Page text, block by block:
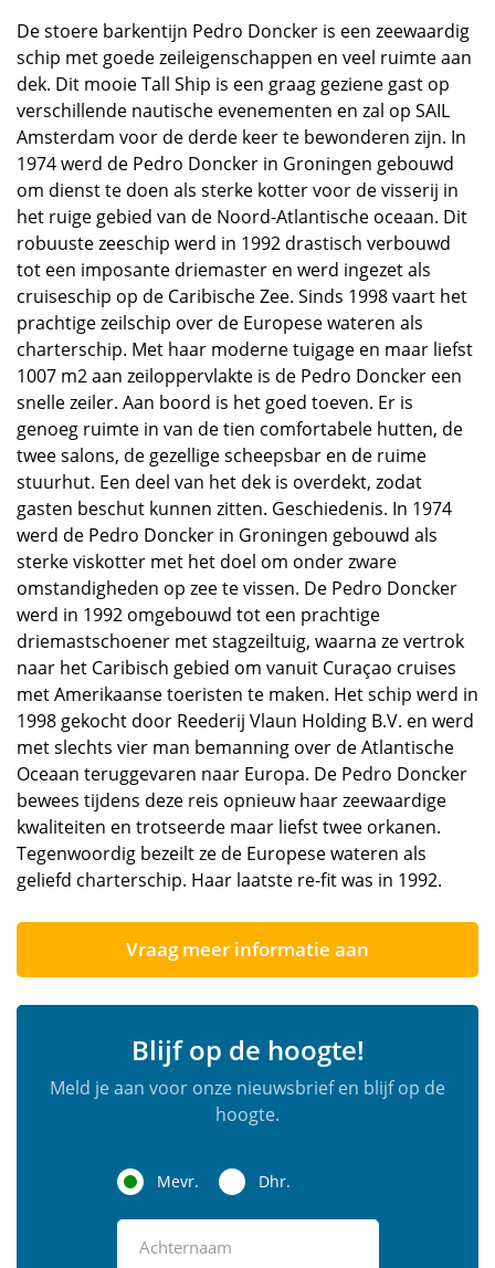
De stoere barkentijn Pedro Doncker is een zeewaardig
schip met goede zeileigenschappen en veel ruimte aan
dek. Dit mooie Tall Ship is een graag geziene gast op
verschillende nautische evenementen en zal op SAIL
Amsterdam voor de derde keer te bewonderen zijn. In
1974 werd de Pedro Doncker in Groningen gebouwd
om dienst te doen als sterke kotter voor de visserij in
het ruige gebied van de Noord-Atlantische oceaan. Dit
robuuste zeeschip werd in 1992 drastisch verbouwd
tot een imposante driemaster en werd ingezet als
cruiseschip op de Caribische Zee. Sinds 1998 vaart het
prachtige zeilschip over de Europese wateren als
charterschip. Met haar moderne tuigage en maar liefst
1007 m2 aan zeiloppervlakte is de Pedro Doncker een
snelle zeiler. Aan boord is het goed toeven. Er is
genoeg ruimte in van de tien comfortabele hutten, de
twee salons, de gezellige scheepsbar en de ruime
stuurhut. Een deel van het dek is overdekt, zodat
gasten beschut kunnen zitten. Geschiedenis. In 1974
werd de Pedro Doncker in Groningen gebouwd als
sterke viskotter met het doel om onder zware
omstandigheden op zee te vissen. De Pedro Doncker
werd in 1992 omgebouwd tot een prachtige
driemastschoener met stagzeiltuig, waarna ze vertrok
naar het Caribisch gebied om vanuit Curaçao cruises
met Amerikaanse toeristen te maken. Het schip werd in
1998 gekocht door Reederij Vlaun Holding B.V. en werd
met slechts vier man bemanning over de Atlantische
Oceaan teruggevaren naar Europa. De Pedro Doncker
bewees tijdens deze reis opnieuw haar zeewaardige
kwaliteiten en trotseerde maar liefst twee orkanen.
Tegenwoordig bezeilt ze de Europese wateren als
geliefd charterschip. Haar laatste re-fit was in 1992.
Vraag meer informatie aan
Blijf op de hoogte!
Meld je aan voor onze nieuwsbrief en blijf op de
hoogte.
Mevr. Dhr.